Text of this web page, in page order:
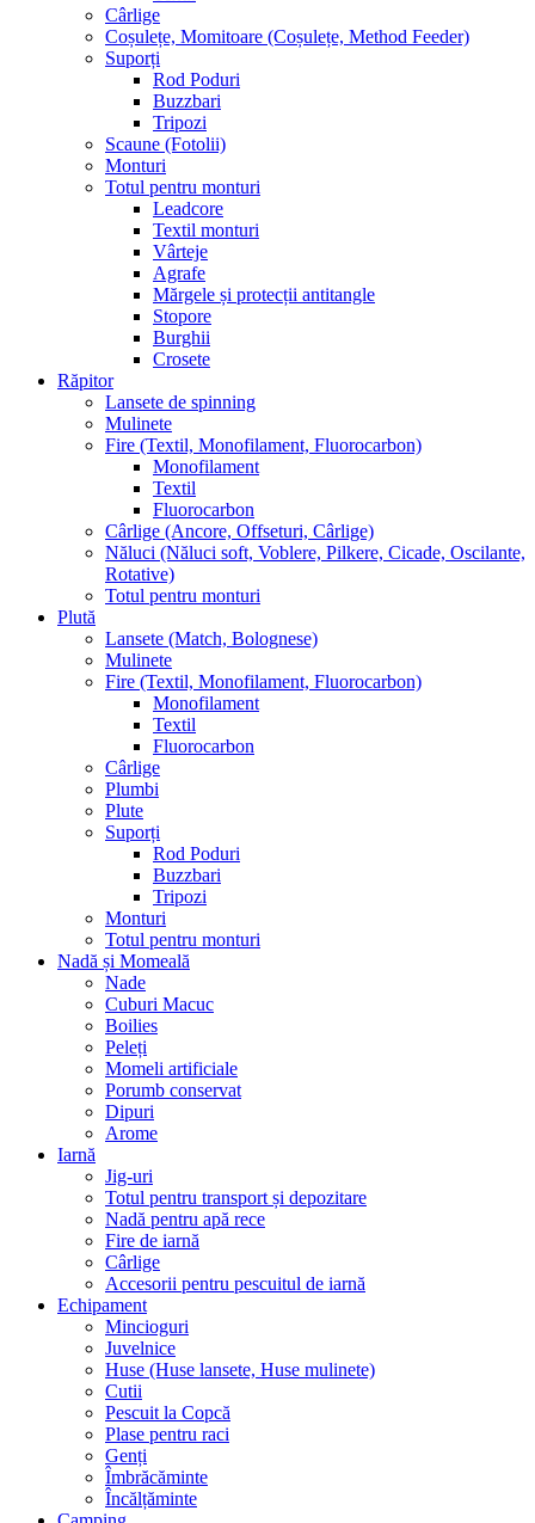
Cârlige
Coșulețe, Momitoare (Coșulețe, Method Feeder)
Suporți
Rod Poduri
Buzzbari
Tripozi
Scaune (Fotolii)
Monturi
Totul pentru monturi
Leadcore
Textil monturi
Vârteje
Agrafe
Mărgele și protecții antitangle
Stopore
Burghii
Crosete
Răpitor
Lansete de spinning
Mulinete
Fire (Textil, Monofilament, Fluorocarbon)
Monofilament
Textil
Fluorocarbon
Cârlige (Ancore, Offseturi, Cârlige)
Năluci (Năluci soft, Voblere, Pilkere, Cicade, Oscilante,
Rotative)
Totul pentru monturi
Plută
Lansete (Match, Bolognese)
Mulinete
Fire (Textil, Monofilament, Fluorocarbon)
Monofilament
Textil
Fluorocarbon
Cârlige
Plumbi
Plute
Suporți
Rod Poduri
Buzzbari
Tripozi
Monturi
Totul pentru monturi
Nadă și Momeală
Nade
Cuburi Macuc
Boilies
Peleți
Momeli artificiale
Porumb conservat
Dipuri
Arome
Iarnă
Jig-uri
Totul pentru transport și depozitare
Nadă pentru apă rece
Fire de iarnă
Cârlige
Accesorii pentru pescuitul de iarnă
Echipament
Mincioguri
Juvelnice
Huse (Huse lansete, Huse mulinete)
Cutii
Pescuit la Copcă
Plase pentru raci
Genți
Îmbrăcăminte
Încălțăminte